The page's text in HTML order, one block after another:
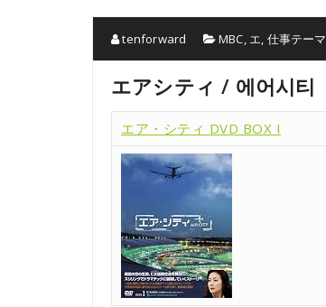
tenforward MBC, エ, 仕事テーマ
エアシティ / 에어시티
エア・シティ DVD BOX I